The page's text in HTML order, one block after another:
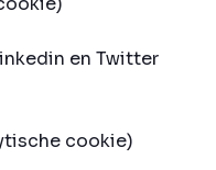
en Twitter
cookie)